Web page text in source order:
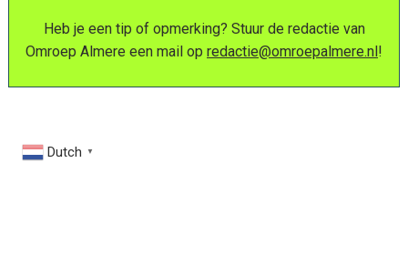
Heb je een tip of opmerking? Stuur de redactie van
Omroep Almere een mail op redactie@omroepalmere.nl!
Dutch ▼